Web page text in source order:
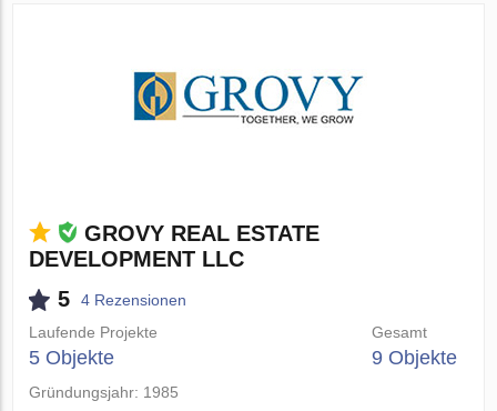
GROVY REAL ESTATE
DEVELOPMENT LLC
5
4 Rezensionen
Laufende Projekte
5 Objekte
Gesamt
9 Objekte
Gründungsjahr: 1985